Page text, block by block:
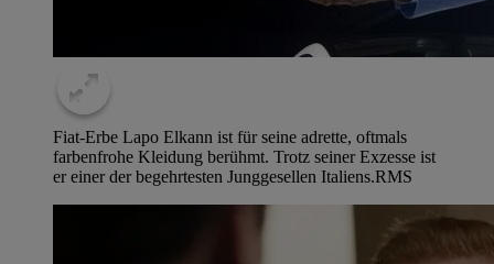
Fiat-Erbe Lapo Elkann ist für seine adrette, oftmals
farbenfrohe Kleidung berühmt. Trotz seiner Exzesse ist
er einer der begehrtesten Junggesellen Italiens.RMS